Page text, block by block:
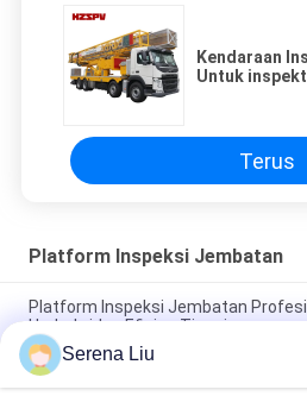
Kendaraan
Untuk
Terus
Platform Inspeksi Jembatan
Platform Inspeksi Jembatan
Underbridge Efisien Tinggi
Jenis Platform Under Bridge Access
Rentang Kerja Horisontal
Serena Liu